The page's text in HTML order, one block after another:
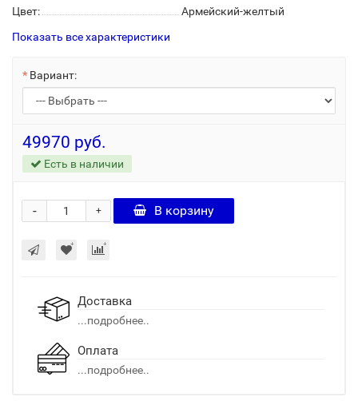
Цвет:
Армейский-желтый
Показать все характеристики
Вариант:
49970 руб.
Есть в наличии
+
- В корзину
Доставка
...подробнее..
Оплата
...подробнее..